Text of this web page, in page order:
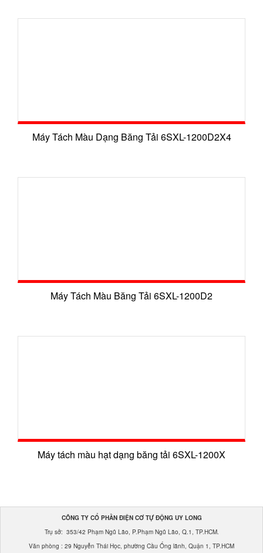
Máy Tách Màu Dạng Băng Tải 6SXL-1200D2X4
Máy Tách Màu Băng Tải 6SXL-1200D2
Máy tách màu hạt dạng băng tải 6SXL-1200X
CÔNG TY CỔ PHẦN ĐIỆN CƠ TỰ ĐỘNG UY LONG
Trụ sở: 353/42 Phạm Ngũ Lão, P.Phạm Ngũ Lão, Q.1, TP.HCM.
Văn phòng : 29 Nguyễn Thái Học, phường Cầu Ống lãnh, Quận 1, TP.HCM